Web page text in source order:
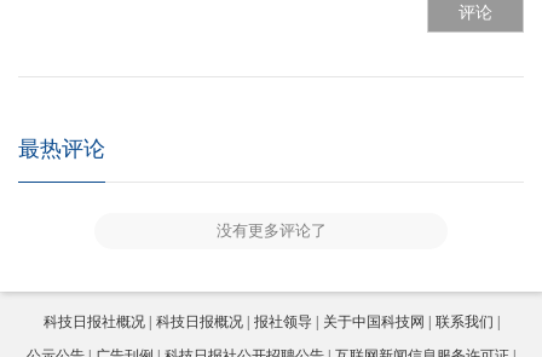
评论
最热评论
没有更多评论了
科技日报社概况 科技日报概况 报社领导 关于中国科技网
联系我们